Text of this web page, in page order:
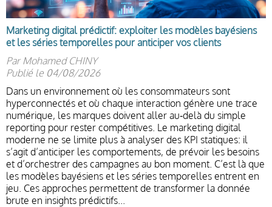
Marketing digital prédictif: exploiter les modèles bayésiens
et les séries temporelles pour anticiper vos clients
Par Mohamed CHINY
Publié le 04/08/2026
Dans un environnement où les consommateurs sont
hyperconnectés et où chaque interaction génère une trace
numérique, les marques doivent aller au‑delà du simple
reporting pour rester compétitives. Le marketing digital
moderne ne se limite plus à analyser des KPI statiques: il
s’agit d’anticiper les comportements, de prévoir les besoins
et d’orchestrer des campagnes au bon moment. C’est là que
les modèles bayésiens et les séries temporelles entrent en
jeu. Ces approches permettent de transformer la donnée
brute en insights prédictifs...